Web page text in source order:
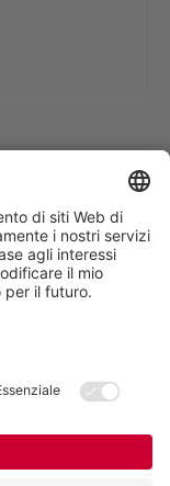
A, 26025
da